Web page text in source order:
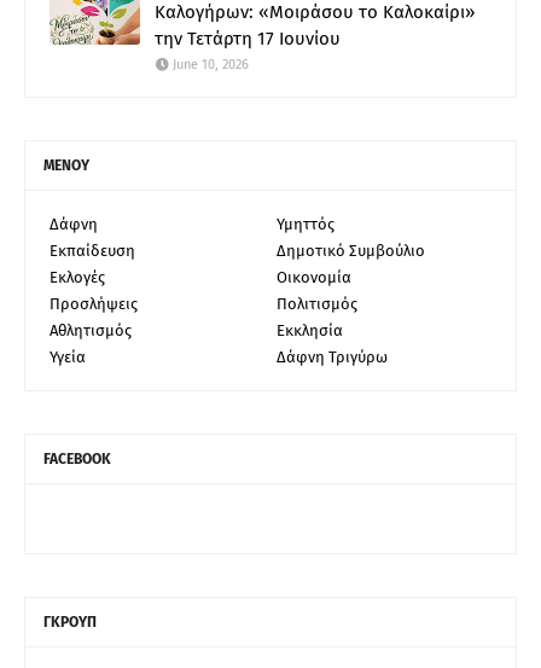
Καλογήρων: «Μοιράσου το Καλοκαίρι»
την Τετάρτη 17 Ιουνίου
June 10, 2026
ΜΕΝΟΥ
Δάφνη
Υμηττός
Εκπαίδευση
Δημοτικό Συμβούλιο
Εκλογές
Οικονομία
Προσλήψεις
Πολιτισμός
Αθλητισμός
Εκκλησία
Υγεία
Δάφνη Τριγύρω
FACEBOOK
ΓΚΡΟΥΠ